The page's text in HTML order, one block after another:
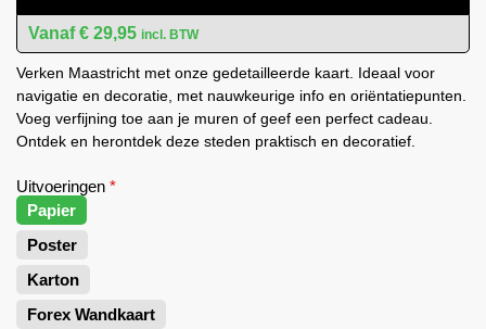
€ 29,95 incl. BTW
Verken Maastricht met onze gedetailleerde kaart. Ideaal voor
navigatie en decoratie, met nauwkeurige info en oriëntatiepunten.
Voeg verfijning toe aan je muren of geef een perfect cadeau.
Ontdek en herontdek deze steden praktisch en decoratief.
Uitvoeringen *
Papier
Poster
Karton
Forex Wandkaart